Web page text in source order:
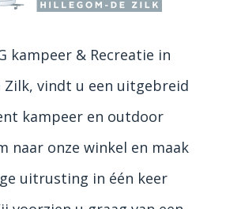
kampeer & Recreatie in
Zilk, vindt u een uitgebreid
kampeer en outdoor
naar onze winkel en maak
uitrusting in één keer